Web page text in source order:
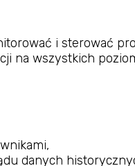
i sterować
na wszystkich
danych